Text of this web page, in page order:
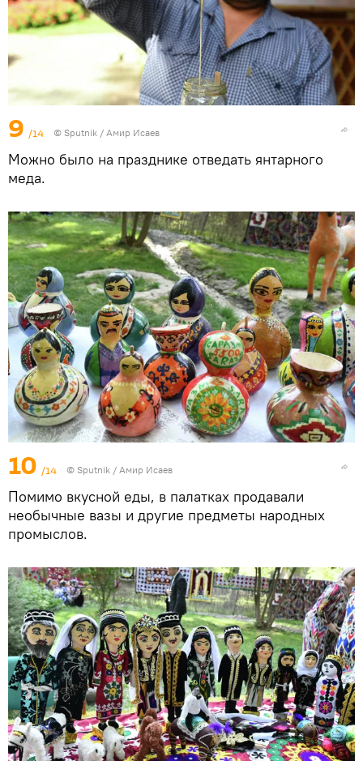
9 /14 © Sputnik / Амир Исаев
Можно было на празднике отведать янтарного
меда.
10 /14 © Sputnik / Амир Исаев
Помимо вкусной еды, в палатках продавали
необычные вазы и другие предметы народных
промыслов.